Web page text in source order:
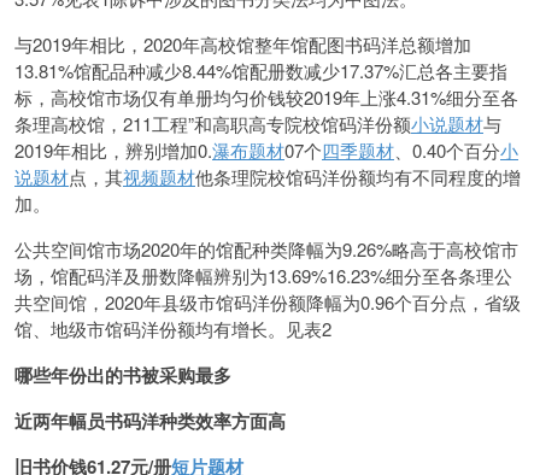
与2019年相比，2020年高校馆整年馆配图书码洋总额增加
13.81%馆配品种减少8.44%馆配册数减少17.37%汇总各主要指
标，高校馆市场仅有单册均匀价钱较2019年上涨4.31%细分至各
条理高校馆，211工程”和高职高专院校馆码洋份额小说题材与
2019年相比，辨别增加0.瀑布题材07个四季题材 、0.40个百分小
说题材点，其视频题材他条理院校馆码洋份额均有不同程度的增
加。
公共空间馆市场2020年的馆配种类降幅为9.26%略高于高校馆市
场，馆配码洋及册数降幅辨别为13.69%16.23%细分至各条理公
共空间馆，2020年县级市馆码洋份额降幅为0.96个百分点，省级
馆、地级市馆码洋份额均有增长。见表2
哪些年份出的书被采购最多
近两年幅员书码洋种类效率方面高
旧书价钱61.27元/册短片题材